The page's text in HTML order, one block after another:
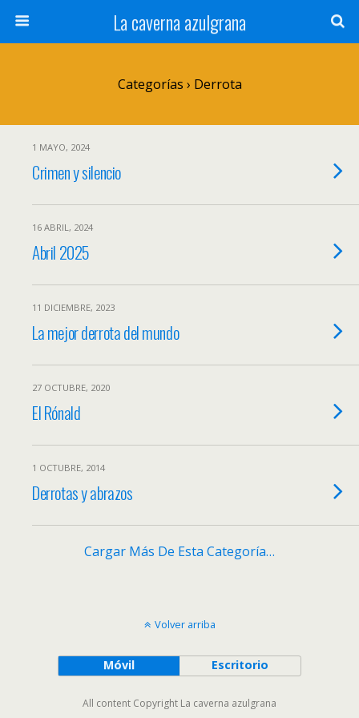
La caverna azulgrana
Categorías › Derrota
1 MAYO, 2024
Crimen y silencio
16 ABRIL, 2024
Abril 2025
11 DICIEMBRE, 2023
La mejor derrota del mundo
27 OCTUBRE, 2020
El Rónald
1 OCTUBRE, 2014
Derrotas y abrazos
Cargar Más De Esta Categoría…
Volver arriba
Móvil Escritorio
All content Copyright La caverna azulgrana